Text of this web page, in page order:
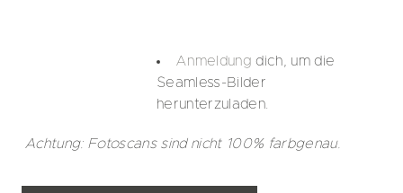
Anmeldung dich, um die
Seamless-Bilder
herunterzuladen.
Achtung: Fotoscans sind nicht 100% farbgenau.